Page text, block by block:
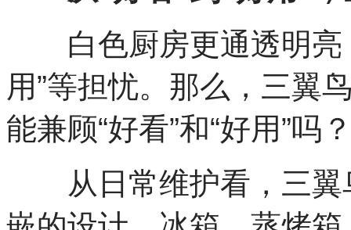
白色厨房更通透明亮
用”等担忧。那么，三翼
能兼顾“好看”和“好用”吗
从日常维护看，三翼